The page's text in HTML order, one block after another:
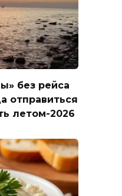
без рейса
отправиться
летом-2026